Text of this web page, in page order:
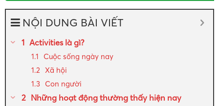
NỘI DUNG BÀI VIẾT
Activities là gì?
Cuộc sống ngày nay
Xã hội
Con người
Những hoạt động thường thấy hiện nay